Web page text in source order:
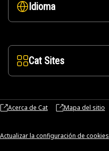
Idioma
Cat Sites
Acerca de Cat Mapa del sitio
Actualizar la configuración de cookies